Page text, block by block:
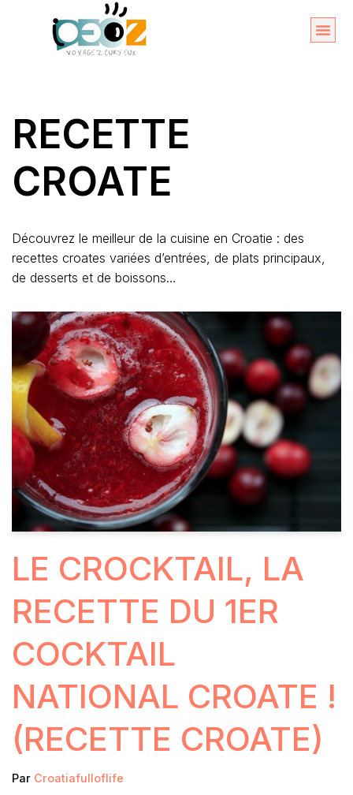
RECETTE
CROATE
Découvrez le meilleur de la cuisine en Croatie : des
recettes croates variées d’entrées, de plats principaux,
de desserts et de boissons…
LE CROCKTAIL, LA
RECETTE DU 1ER
COCKTAIL
NATIONAL CROATE !
(RECETTE CROATE)
Par Croatiafulloflife